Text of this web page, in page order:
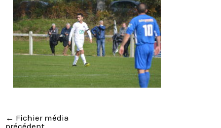
← Fichier média
précédent